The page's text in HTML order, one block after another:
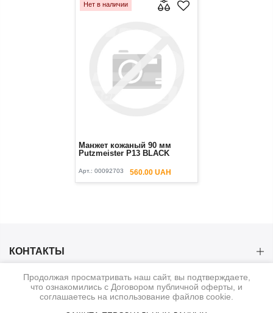
Нет в наличии
Манжет кожаный 90 мм
Putzmeister P13 BLACK
Арт.:00092703 560.00 UAH
КОНТАКТЫ
КАТЕГОРИИ
Продолжая просматривать наш сайт, вы подтверждаете,
что ознакомились с Договором публичной оферты, и
соглашаетесь на использование файлов cookie.